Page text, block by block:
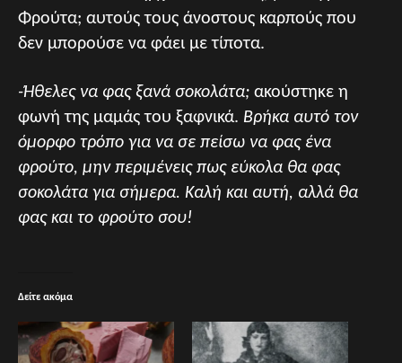
Φρούτα; αυτούς τους άνοστους καρπούς που
δεν μπορούσε να φάει με τίποτα.
-Ήθελες να φας ξανά σοκολάτα; ακούστηκε η
φωνή της μαμάς του ξαφνικά. Βρήκα αυτό τον
όμορφο τρόπο για να σε πείσω να φας ένα
φρούτο, μην περιμένεις πως εύκολα θα φας
σοκολάτα για σήμερα. Καλή και αυτή, αλλά θα
φας και το φρούτο σου!
Δείτε ακόμα